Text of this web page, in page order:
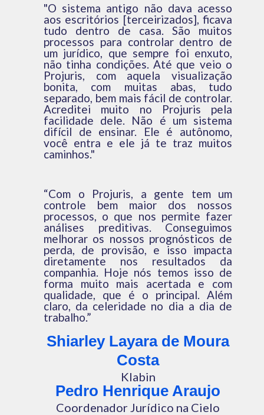
"O sistema antigo não dava acesso
aos escritórios [terceirizados], ficava
tudo dentro de casa. São muitos
processos para controlar dentro de
um jurídico, que sempre foi enxuto,
não tinha condições. Até que veio o
Projuris, com aquela visualização
bonita, com muitas abas, tudo
separado, bem mais fácil de controlar.
Acreditei muito no Projuris pela
facilidade dele. Não é um sistema
difícil de ensinar. Ele é autônomo,
você entra e ele já te traz muitos
caminhos."
“Com o Projuris, a gente tem um
controle bem maior dos nossos
processos, o que nos permite fazer
análises preditivas. Conseguimos
melhorar os nossos prognósticos de
perda, de provisão, e isso impacta
diretamente nos resultados da
companhia. Hoje nós temos isso de
forma muito mais acertada e com
qualidade, que é o principal. Além
claro, da celeridade no dia a dia de
trabalho.”
Shiarley Layarade Moura
Costa
Klabin
Pedro Henrique Araujo
Coordenador Jurídico na Cielo